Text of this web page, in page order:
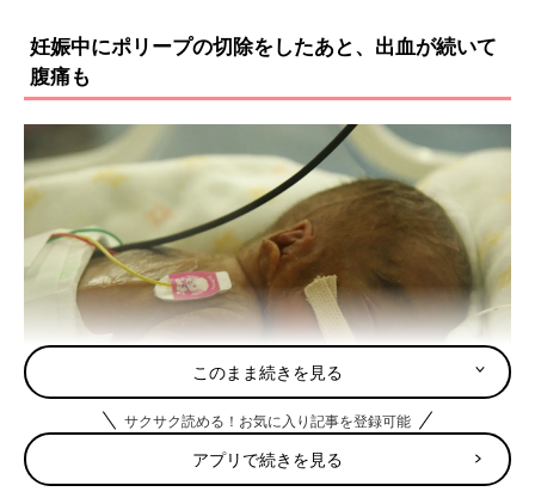
妊娠中にポリープの切除をしたあと、出血が続いて
腹痛も
生後1カ月ほどで心臓の近くの血管をふさぐ手術をしました。
――美園さん夫婦のなれそめを教えてください。
このまま続きを見る
サクサク読める！お気に入り記事を登録可能
アプリで続きを見る